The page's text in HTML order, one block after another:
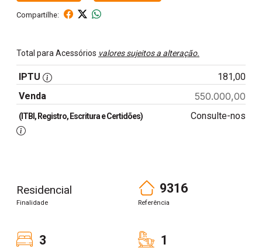
Compartilhe:
Total para Acessórios valores sujeitos a alteração.
IPTU
181,00
Venda
550.000,00
(ITBI, Registro, Escritura e Certidões) Consulte-nos
Residencial
Finalidade
9316
Referência
3 1